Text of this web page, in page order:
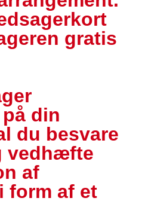
gratis
din
du besvare
vedhæfte
af
form af et